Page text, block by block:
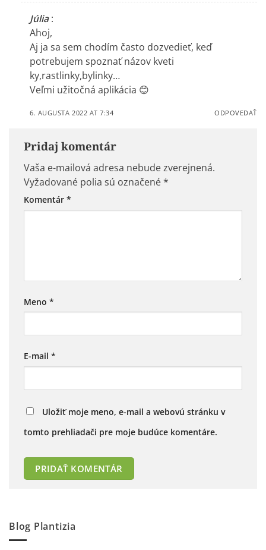
Júlia :
Ahoj,
Aj ja sa sem chodím často dozvedieť, keď
potrebujem spoznať názov kveti
ky,rastlinky,bylinky…
Veľmi užitočná aplikácia 😊
6. AUGUSTA 2022 AT 7:34 ODPOVEDAŤ
Pridaj komentár
Vaša e-mailová adresa nebude zverejnená.
Vyžadované polia sú označené*
Komentár *
Meno *
E-mail *
Uložiť moje meno, e-mail a webovú stránku v
tomto prehliadači pre moje budúce komentáre.
Blog Plantizia